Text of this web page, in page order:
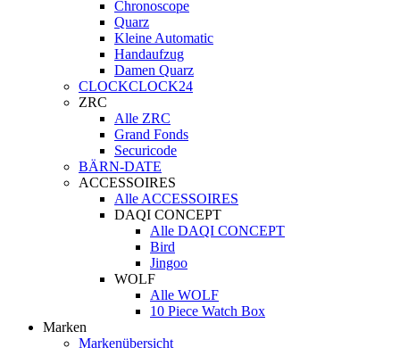
Chronoscope
Quarz
Kleine Automatic
Handaufzug
Damen Quarz
CLOCKCLOCK24
ZRC
Alle ZRC
Grand Fonds
Securicode
BÄRN-DATE
ACCESSOIRES
Alle ACCESSOIRES
DAQI CONCEPT
Alle DAQI CONCEPT
Bird
Jingoo
WOLF
Alle WOLF
10 Piece Watch Box
Marken
Markenübersicht